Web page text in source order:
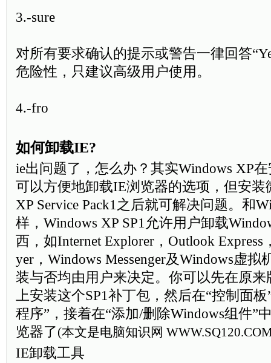
3.-sure
对所有要求确认的提示或警告一律回答
危险性，只建议高级用户使用。
4.-fro
如何卸载IE?
ie出问题了，怎么办？其实Windows XP
可以方便地卸载IE浏览器的选项，但安装
XP Service Pack1之后就可解决问题。和
样，Windows XP SP1允许用户卸载
西，如Internet Explorer，Outlook Express
yer，Windows Messenger及Windows虚
装与否均由用户来决定。你可以先在原来
上安装这个SP1补丁包，然后在“控制面
程序”，接着在“添加/删除Windows组件”
览器了(本文是电脑知识网
IE卸载工具